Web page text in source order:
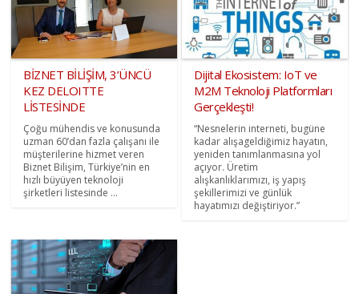
BİZNET BİLİŞİM, 3’ÜNCÜ
KEZ DELOITTE
LİSTESİNDE
Çoğu mühendis ve konusunda
uzman 60’dan fazla çalışanı ile
müşterilerine hizmet veren
Biznet Bilişim, Türkiye’nin en
hızlı büyüyen teknoloji
şirketleri listesinde ...
Dijital Ekosistem: IoT ve
M2M Teknoloji Platformları
Gerçekleşti!
“Nesnelerin interneti, bugüne
kadar alışageldiğimiz hayatın,
yeniden tanımlanmasına yol
açıyor. Üretim
alışkanlıklarımızı, iş yapış
şekillerimizi ve günlük
hayatımızı değiştiriyor.”